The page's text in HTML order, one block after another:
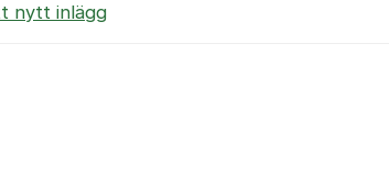
nytt inlägg